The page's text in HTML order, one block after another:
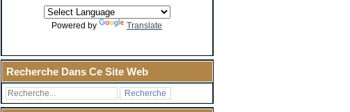
Powered by Translate
Recherche Dans Ce Site Web